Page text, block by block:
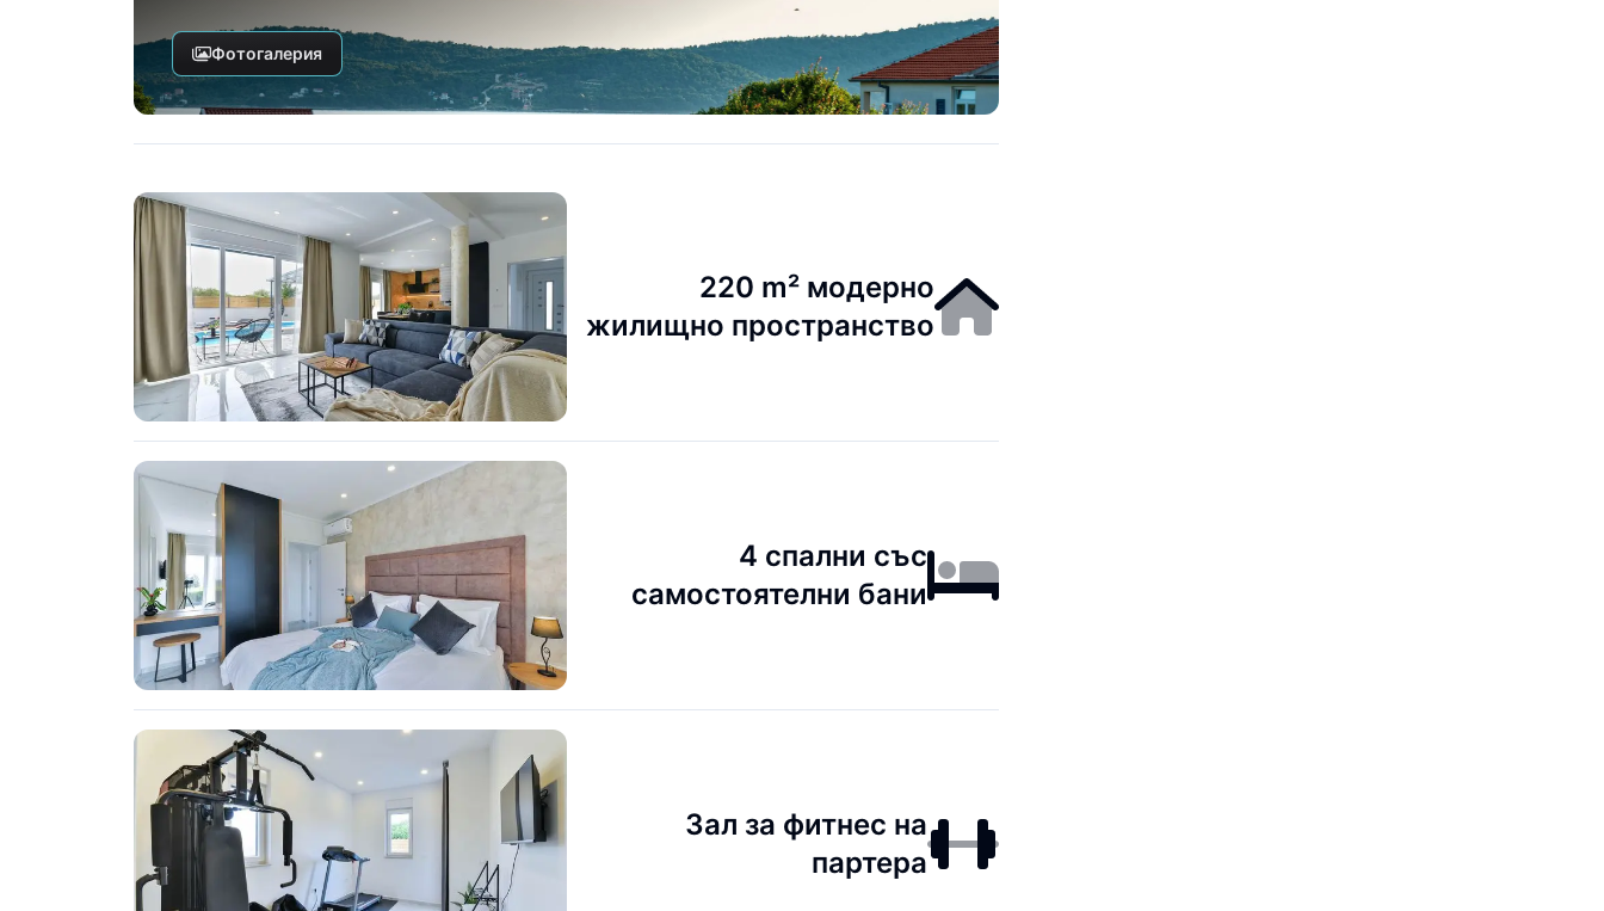
Фотогалерия
220 m² модерно
жилищно пространство
4 спални със
самостоятелни бани
Зал за фитнес на
партера